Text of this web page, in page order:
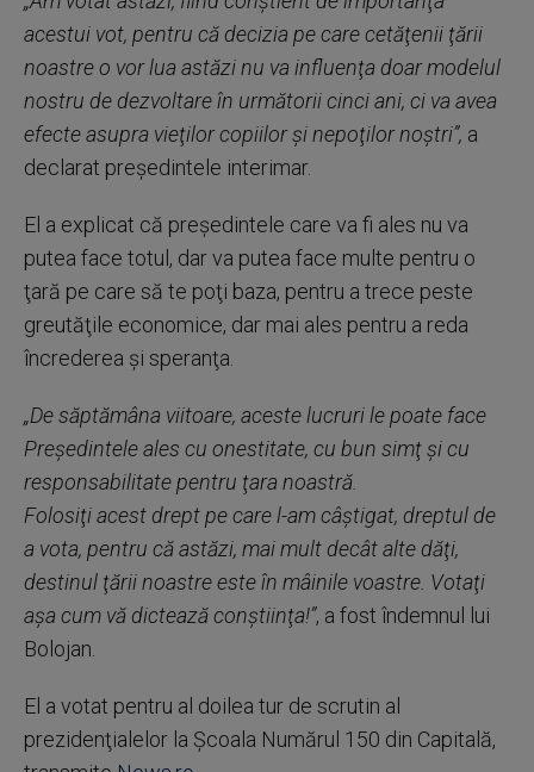
acestui vot, pentru că decizia pe care cetăţenii ţării
noastre o vor lua astăzi nu va influenţa doar modelul
nostru de dezvoltare în următorii cinci ani, ci va avea
efecte asupra vieţilor copiilor şi nepoţilor noştri”, a
declarat preşedintele interimar.
El a explicat că preşedintele care va fi ales nu va
putea face totul, dar va putea face multe pentru o
ţară pe care să te poţi baza, pentru a trece peste
greutăţile economice, dar mai ales pentru a reda
încrederea şi speranţa.
„De săptămâna viitoare, aceste lucruri le poate face
Preşedintele ales cu onestitate, cu bun simţ şi cu
responsabilitate pentru ţara noastră.
Folosiţi acest drept pe care l-am câştigat, dreptul de
a vota, pentru că astăzi, mai mult decât alte dăţi,
destinul ţării noastre este în mâinile voastre. Votaţi
aşa cum vă dictează conştiinţa!”, a fost îndemnul lui
Bolojan.
El a votat pentru al doilea tur de scrutin al
prezidenţialelor la Şcoala Numărul 150 din Capitală,